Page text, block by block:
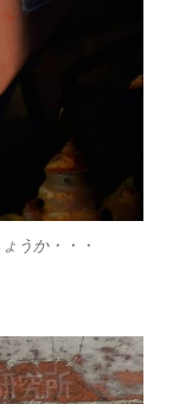
うか・・・